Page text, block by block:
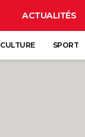
ACTUALITÉS
CULTURE SPORT